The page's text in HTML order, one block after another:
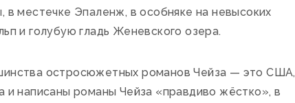
местечке Эпаленж, в особняке на невысоких
и голубую гладь Женевского озера.
остросюжетных романов Чейза — это США,
написаны романы Чейза «правдиво жёстко», в